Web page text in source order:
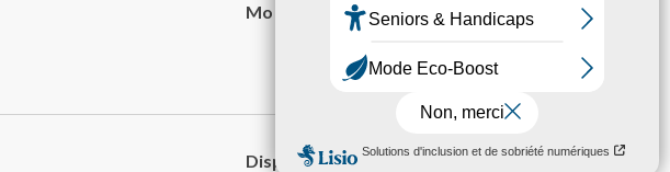
Mo
Disponible au format pdf | 6.13